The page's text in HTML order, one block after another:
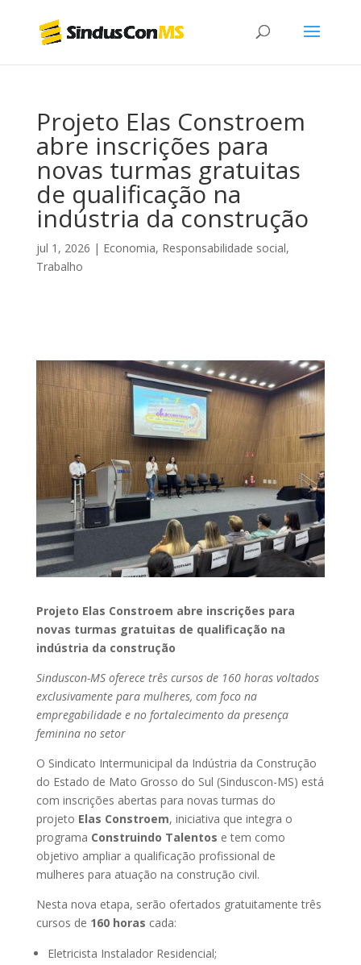
Projeto Elas Constroem
abre inscrições para
novas turmas gratuitas
de qualificação na
indústria da construção
jul 1, 2026 | Economia, Responsabilidade social,
Trabalho
Projeto Elas Constroem abre inscrições para
novas turmas gratuitas de qualificação na
indústria da construção
Sinduscon-MS oferece três cursos de 160 horas voltados
exclusivamente para mulheres, com foco na
empregabilidade e no fortalecimento da presença
feminina no setor
O Sindicato Intermunicipal da Indústria da Construção
do Estado de Mato Grosso do Sul (Sinduscon-MS) está
com inscrições abertas para novas turmas do
projeto Elas Constroem, iniciativa que integra o
programa Construindo Talentos e tem como
objetivo ampliar a qualificação profissional de
mulheres para atuação na construção civil.
Nesta nova etapa, serão ofertados gratuitamente três
cursos de 160 horas cada:
Eletricista Instalador Residencial;